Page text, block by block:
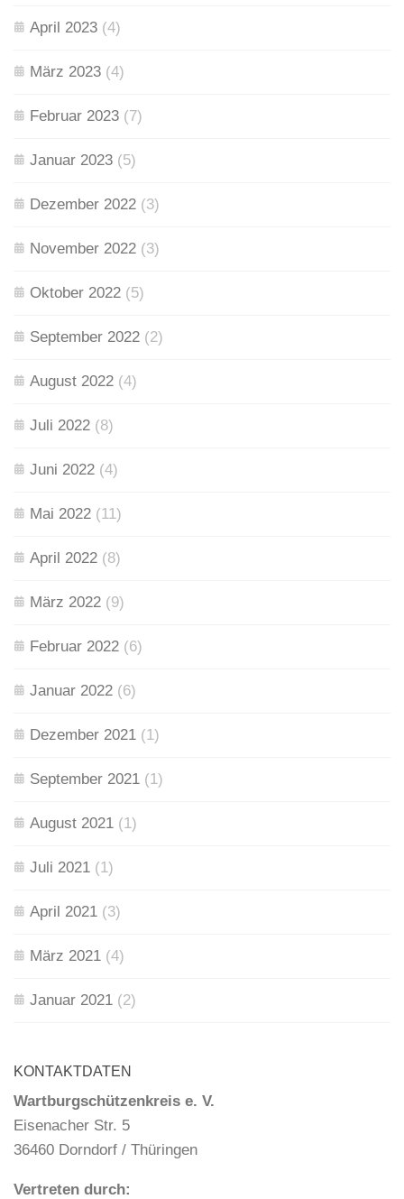
April 2023 (4)
März 2023 (4)
Februar 2023 (7)
Januar 2023 (5)
Dezember 2022 (3)
November 2022 (3)
Oktober 2022 (5)
September 2022 (2)
August 2022 (4)
Juli 2022 (8)
Juni 2022 (4)
Mai 2022 (11)
April 2022 (8)
März 2022 (9)
Februar 2022 (6)
Januar 2022 (6)
Dezember 2021 (1)
September 2021 (1)
August 2021 (1)
Juli 2021 (1)
April 2021 (3)
März 2021 (4)
Januar 2021 (2)
KONTAKTDATEN
Wartburgschützenkreis e. V.
Eisenacher Str. 5
36460 Dorndorf / Thüringen
Vertreten durch: